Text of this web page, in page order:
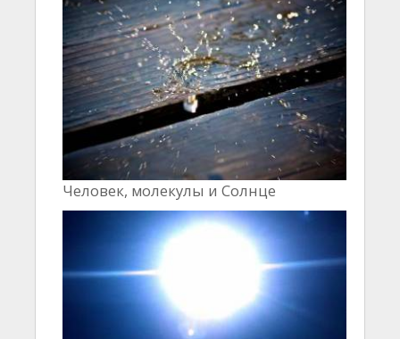
Человек, молекулы и Cолнце